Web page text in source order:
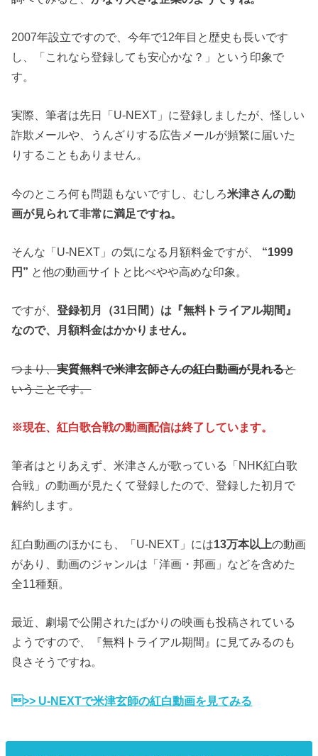
2007年設立ですので、今年で12年目と歴史も長いです
し、「これなら登録しても安心かな？」という印象で
す。
実際、筆者は先日「U-NEXT」に登録しましたが、怪しい
詐欺メールや、うんざりする広告メールが頻繁に届いた
りすることもありません。
今のところ何も問題もないですし、むしろ米津さんの動
画が見られて非常に満足ですね。
そんな「U-NEXT」の気になる月額料金ですが、 “1999
円” と他の動画サイトと比べやや高めな印象。
ですが、登録初月（31日間）は『無料トライアル期間』
なので、月額料金はかかりません。
つまり、実質無料で米津玄師さんの紅白動画が見れると
いうことです。
※現在、紅白歌合戦の動画配信は終了しています。
筆者はとりあえず、米津さんが歌っている「NHK紅白歌
合戦」の動画が見たくて登録したので、登録した初月で
解約します。
紅白動画のほかにも、「U-NEXT」には13万本以上の動画
があり、動画のジャンルは「洋画・邦画」などを含めた
全11種類。
最近、劇場で公開されたばかりの映画も投稿されている
ようですので、『無料トライアル期間』に見てみるのも
良さそうですね。
>> U-NEXTで米津玄師の紅白動画を見てみる